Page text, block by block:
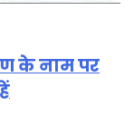
के नाम पर